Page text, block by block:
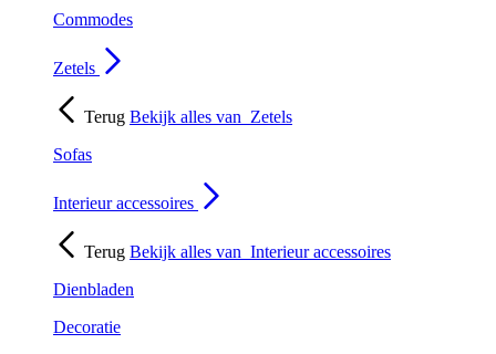
Commodes
Zetels
Terug Bekijk alles van Zetels
Sofas
Interieur accessoires
Terug Bekijk alles van Interieur accessoires
Dienbladen
Decoratie